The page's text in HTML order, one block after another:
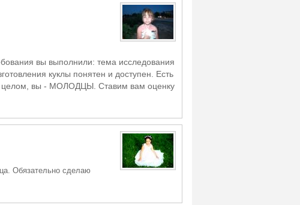
вы выполнили: тема исследования
куклы понятен и доступен. Есть
целом, вы - МОЛОДЦЫ. Ставим вам оценку
Обязательно сделаю